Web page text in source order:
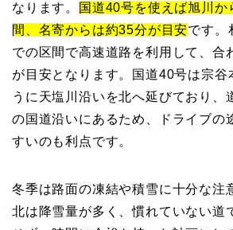
なります。
国道40号を使えば旭川か
間、名寄からは約35分が目安です。
での区間で高速道路を利用して、合
が目安となります。国道40号は宗谷
うに天塩川沿いを北へ延びており、
の国道沿いにあるため、ドライブの
すいのも利点です。
冬季は路面の凍結や積雪に十分な注
北は降雪量が多く、慣れていない道